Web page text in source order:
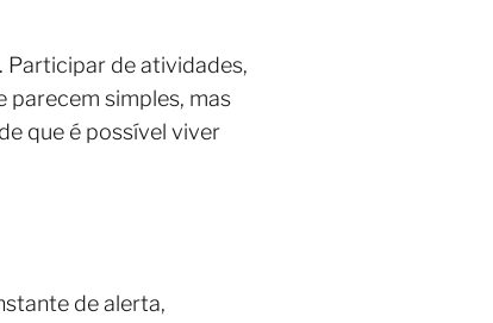
de atividades,
parecem simples, mas
que é possível viver
de alerta,